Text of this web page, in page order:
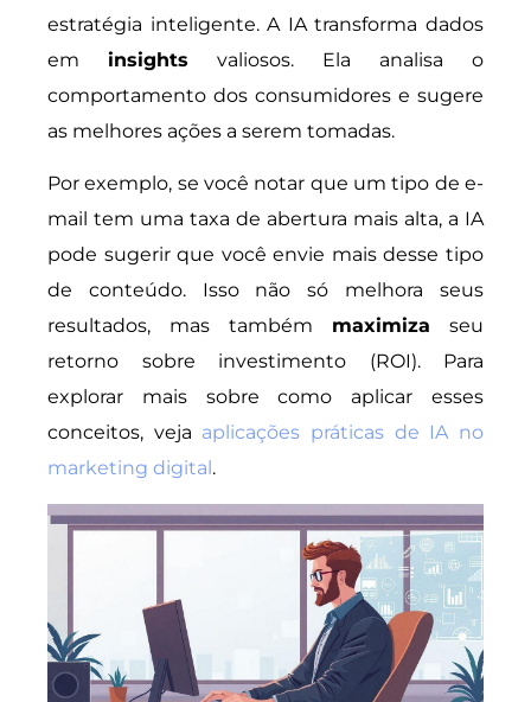
estratégia inteligente. A IA transforma dados
em insights valiosos. Ela analisa o
comportamento dos consumidores e sugere
as melhores ações a serem tomadas.
Por exemplo, se você notar que um tipo de e-
mail tem uma taxa de abertura mais alta, a IA
pode sugerir que você envie mais desse tipo
de conteúdo. Isso não só melhora seus
resultados, mas também maximiza seu
retorno sobre investimento (ROI). Para
explorar mais sobre como aplicar esses
conceitos, veja aplicações práticas de IA no
marketing digital .